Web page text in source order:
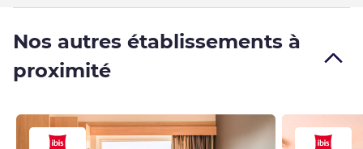
Nos autres établissements à
proximité